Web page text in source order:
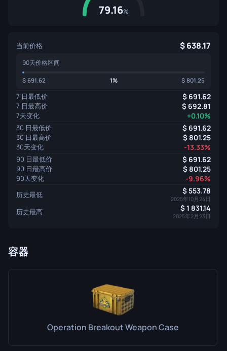
79.16%
当前价格 638.17
90天价格区间
691.62 1% 801.25
7 日最低价 691.62
7 日最高价 692.81
7天变化 +0.10%
30 日最低价 691.62
30 日最高价 801.25
30天变化 -13.33%
90 日最低价 691.62
90 日最高价 801.25
90天变化 -9.96%
历史最低 553.78
2025年10月24日
历史最高 1 831.14
2025年2月23日
容器
Operation Breakout Weapon Case